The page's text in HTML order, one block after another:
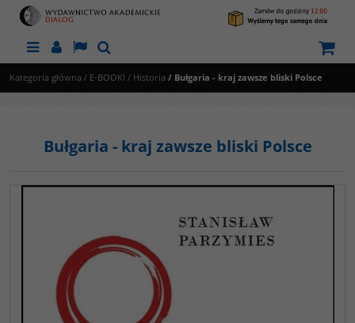
MenuPanelLangSzukaj
Kategoria główna / E-BOOKI / Historia / Bułgaria - kraj zawsze bliski Polsce
Bułgaria - kraj zawsze bliski Polsce